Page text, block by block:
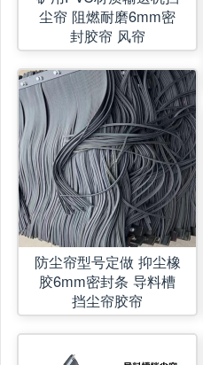
尘帘 阻燃耐磨6mm密
封胶帘 风帘
防尘帘型号定做 抑尘橡
胶6mm密封条 导料槽
挡尘帘胶帘